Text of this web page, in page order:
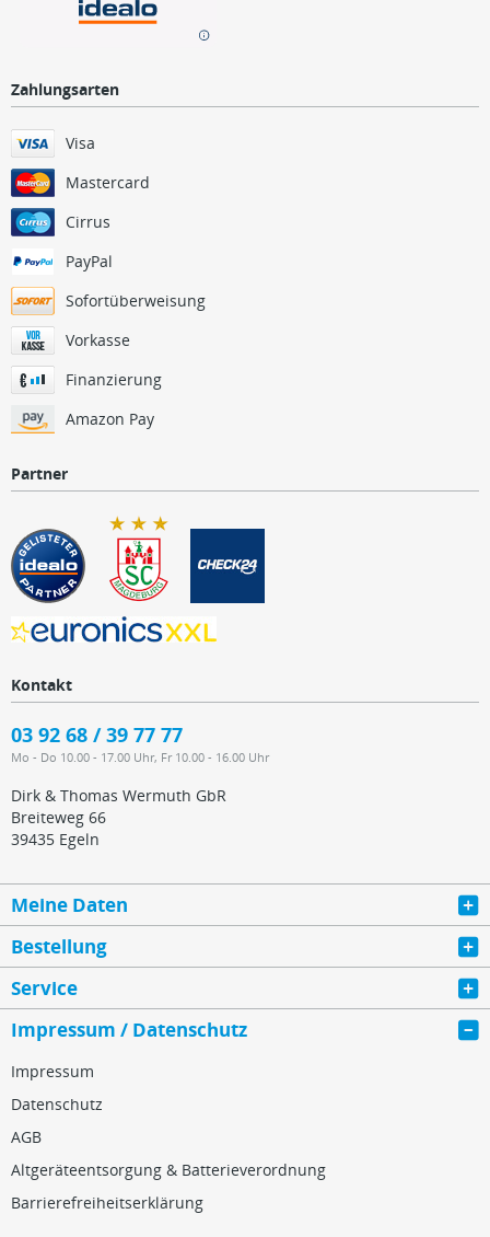
Zahlungsarten
Visa
Mastercard
Cirrus
PayPal
Sofortüberweisung
Vorkasse
Finanzierung
Amazon Pay
Partner
Kontakt
03 92 68 / 39 77 77
Mo - Do 10.00 - 17.00 Uhr, Fr 10.00 - 16.00 Uhr
Dirk & Thomas Wermuth GbR
Breiteweg 66
39435 Egeln
Meine Daten
Bestellung
Service
Impressum / Datenschutz
Impressum
Datenschutz
AGB
Altgeräteentsorgung & Batterieverordnung
Barrierefreiheitserklärung